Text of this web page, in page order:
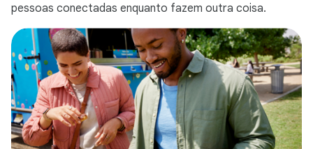
pessoas conectadas enquanto fazem outra coisa.